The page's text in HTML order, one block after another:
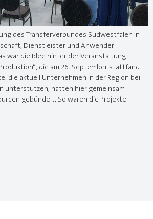
des Transferverbundes Südwestfalen in
Dienstleister und Anwender
war die Idee hinter der Veranstaltung
die am 26. September stattfand.
die aktuell Unternehmen in der Region bei
unterstützen, hatten hier gemeinsam
gebündelt. So waren die Projekte